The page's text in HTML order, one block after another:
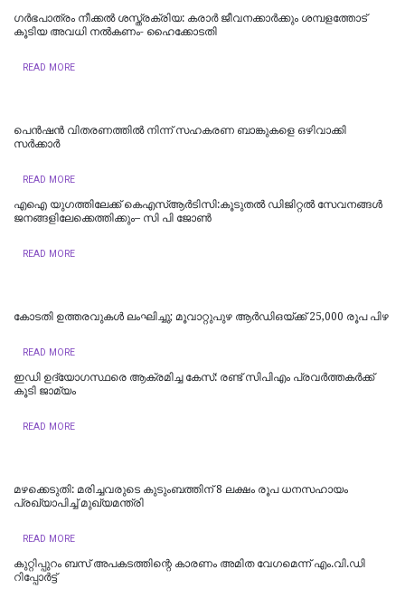
ഗർഭപാത്രം നീക്കൽ ശസ്ത്രക്രിയ: കരാർ ജീവനക്കാർക്കും ശമ്പളത്തോട്
കൂടിയ അവധി നൽകണം- ഹൈക്കോടതി
READ MORE
പെൻഷൻ വിതരണത്തിൽ നിന്ന് സഹകരണ ബാങ്കുകളെ ഒഴിവാക്കി
സർക്കാർ
READ MORE
എഐ യുഗത്തിലേക്ക് കെഎസ്ആർടിസി:കൂടുതൽ ഡിജിറ്റൽ സേവനങ്ങൾ
ജനങ്ങളിലേക്കെത്തിക്കും– സി പി ജോൺ
READ MORE
കോടതി ഉത്തരവുകൾ ലംഘിച്ചു; മൂവാറ്റുപുഴ ആർഡിഒയ്ക്ക് 25,000 രൂപ പിഴ
READ MORE
ഇഡി ഉദ്യോഗസ്ഥരെ ആക്രമിച്ച കേസ്: രണ്ട് സിപിഎം പ്രവർത്തകർക്ക്
കൂടി ജാമ്യം
READ MORE
മഴക്കെടുതി: മരിച്ചവരുടെ കുടുംബത്തിന് 8 ലക്ഷം രൂപ ധനസഹായം
പ്രഖ്യാപിച്ച് മുഖ്യമന്ത്രി
READ MORE
കുറ്റിപ്പുറം ബസ് അപകടത്തിന്റെ കാരണം അമിത വേഗമെന്ന് എം.വി.ഡി
റിപ്പോര്‍ട്ട്